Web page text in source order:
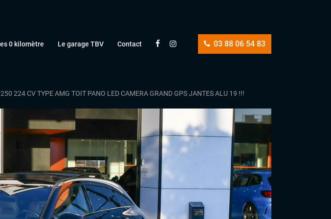
03 88 06 54 83
0 kilomètre Le garage TBV Contact
224 CV TYPE AMG TOIT PANO LED CAMERA GRAND GPS JANTES ALU 19 !!!